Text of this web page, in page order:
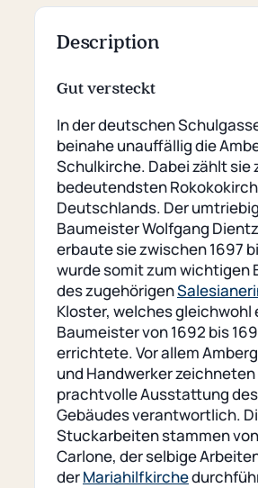
Description
Gut versteckt
In der deutschen
beinahe unauffällig die
Schulkirche. Dabei zählt sie
bedeutendsten
Deutschlands. Der
Baumeister Wolfgang
erbaute sie zwischen 1697
wurde somit zum wichtigen
des zugehörigen
Kloster, welches gleichwohl
Baumeister von 1692 bis
errichtete. Vor allem
und Handwerker
prachtvolle Ausstattung
Gebäudes verantwortlich.
Stuckarbeiten stammen
Carlone, der selbige
derMariahilfkirche